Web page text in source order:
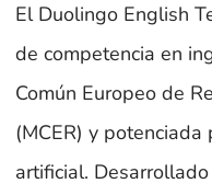
El Duolingo English
de competencia en
Común Europeo de
(MCER) y
artificial.